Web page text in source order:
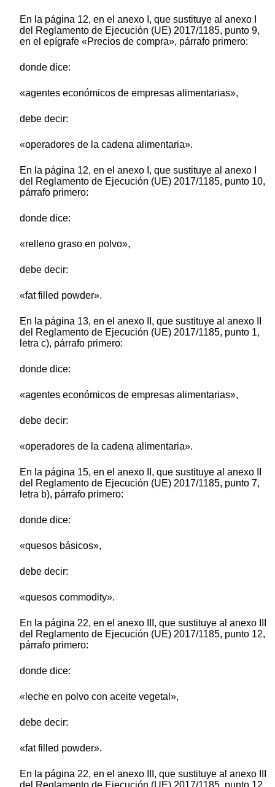
En la página 12, en el anexo I, que sustituye al anexo I
del Reglamento de Ejecución (UE) 2017/1185, punto 9,
en el epígrafe «Precios de compra», párrafo primero:
donde dice:
«agentes económicos de empresas alimentarias»,
debe decir:
«operadores de la cadena alimentaria».
En la página 12, en el anexo I, que sustituye al anexo I
del Reglamento de Ejecución (UE) 2017/1185, punto 10,
párrafo primero:
donde dice:
«relleno graso en polvo»,
debe decir:
«fat filled powder».
En la página 13, en el anexo II, que sustituye al anexo II
del Reglamento de Ejecución (UE) 2017/1185, punto 1,
letra c), párrafo primero:
donde dice:
«agentes económicos de empresas alimentarias»,
debe decir:
«operadores de la cadena alimentaria».
En la página 15, en el anexo II, que sustituye al anexo II
del Reglamento de Ejecución (UE) 2017/1185, punto 7,
letra b), párrafo primero:
donde dice:
«quesos básicos»,
debe decir:
«quesos commodity».
En la página 22, en el anexo III, que sustituye al anexo III
del Reglamento de Ejecución (UE) 2017/1185, punto 12,
párrafo primero:
donde dice:
«leche en polvo con aceite vegetal»,
debe decir:
«fat filled powder».
En la página 22, en el anexo III, que sustituye al anexo III